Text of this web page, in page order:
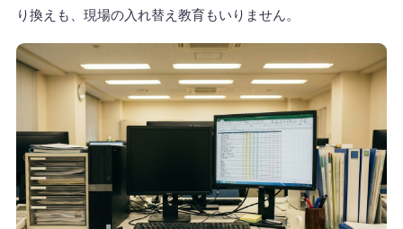
り換えも、現場の入れ替え教育もいりません。